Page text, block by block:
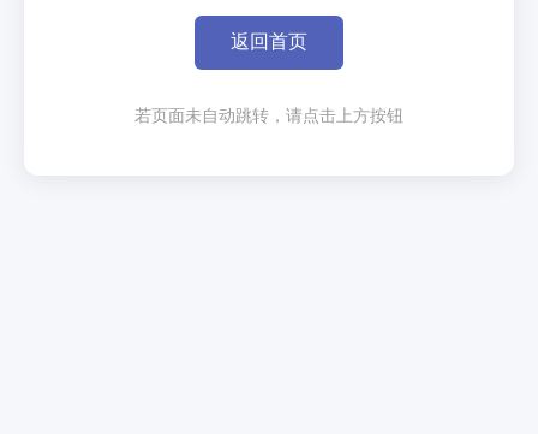
返回首页
若页面未自动跳转，请点击上方按钮